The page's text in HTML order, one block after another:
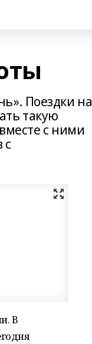
Поездки на
такую
с ними
с
В